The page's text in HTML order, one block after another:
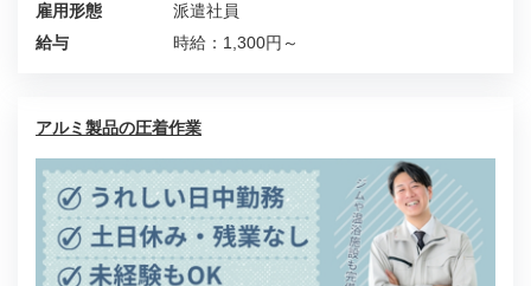
雇用形態
派遣社員
給与
時給：1,300円～
アルミ製品の圧着作業